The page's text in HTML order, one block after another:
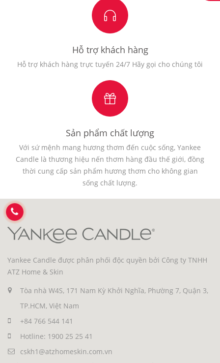
Hỗ trợ khách hàng
Hỗ trợ khách hàng trực tuyến 24/7 Hãy gọi cho chúng tôi
Sản phẩm chất lượng
Với sứ mệnh mang hương thơm đến cuộc sống, Yankee
Candle là thương hiệu nến thơm hàng đầu thế giới, đồng
thời cung cấp sản phẩm hương thơm cho không gian
sống chất lượng.
Yankee Candle được phân phối độc quyền bởi Công ty TNHH
ATZ Home & Skin
Tòa nhà W4S, 171 Nam Kỳ Khởi Nghĩa, Phường 7, Quận 3,
TP.HCM, Việt Nam
+84 766 544 141
Hotline: 1900 25 25 41
cskh1@atzhomeskin.com.vn